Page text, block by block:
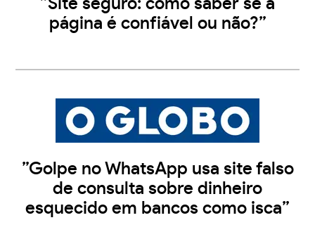
”Site seguro: como saber se a
página é confiável ou não?”
”Golpe no WhatsApp usa site falso
de consulta sobre dinheiro
esquecido em bancos como isca”